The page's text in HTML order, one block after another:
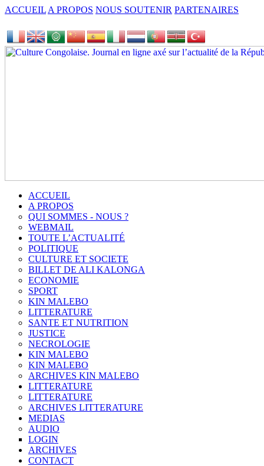
ACCUEIL A PROPOS NOUS SOUTENIR PARTENAIRES
ACCUEIL
A PROPOS
QUI SOMMES - NOUS ?
WEBMAIL
TOUTE L’ACTUALITÉ
POLITIQUE
CULTURE ET SOCIETE
BILLET DE ALI KALONGA
ECONOMIE
SPORT
KIN MALEBO
LITTERATURE
SANTE ET NUTRITION
JUSTICE
NECROLOGIE
KIN MALEBO
KIN MALEBO
ARCHIVES KIN MALEBO
LITTERATURE
LITTERATURE
ARCHIVES LITTERATURE
MEDIAS
AUDIO
LOGIN
ARCHIVES
CONTACT